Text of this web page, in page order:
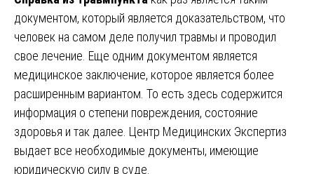
документом, который является доказательством, что
человек на самом деле получил травмы и проводил
свое лечение. Еще одним документом является
медицинское заключение, которое является более
расширенным вариантом. То есть здесь содержится
информация о степени повреждения, состояние
здоровья и так далее. Центр Медицинских Экспертиз
выдает все необходимые документы, имеющие
юридическую силу в суде.